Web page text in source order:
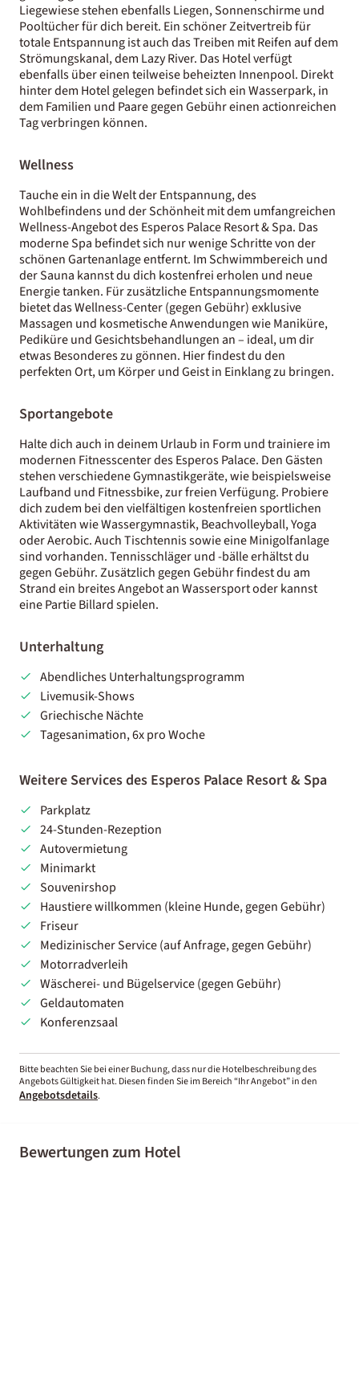
Liegewiese stehen ebenfalls Liegen, Sonnenschirme und
Pooltücher für dich bereit. Ein schöner Zeitvertreib für
totale Entspannung ist auch das Treiben mit Reifen auf dem
Strömungskanal, dem Lazy River. Das Hotel verfügt
ebenfalls über einen teilweise beheizten Innenpool. Direkt
hinter dem Hotel gelegen befindet sich ein Wasserpark, in
dem Familien und Paare gegen Gebühr einen actionreichen
Tag verbringen können.
Wellness
Tauche ein in die Welt der Entspannung, des
Wohlbefindens und der Schönheit mit dem umfangreichen
Wellness-Angebot des Esperos Palace Resort & Spa. Das
moderne Spa befindet sich nur wenige Schritte von der
schönen Gartenanlage entfernt. Im Schwimmbereich und
der Sauna kannst du dich kostenfrei erholen und neue
Energie tanken. Für zusätzliche Entspannungsmomente
bietet das Wellness-Center (gegen Gebühr) exklusive
Massagen und kosmetische Anwendungen wie Maniküre,
Pediküre und Gesichtsbehandlungen an – ideal, um dir
etwas Besonderes zu gönnen. Hier findest du den
perfekten Ort, um Körper und Geist in Einklang zu bringen.
Sportangebote
Halte dich auch in deinem Urlaub in Form und trainiere im
modernen Fitnesscenter des Esperos Palace. Den Gästen
stehen verschiedene Gymnastikgeräte, wie beispielsweise
Laufband und Fitnessbike, zur freien Verfügung. Probiere
dich zudem bei den vielfältigen kostenfreien sportlichen
Aktivitäten wie Wassergymnastik, Beachvolleyball, Yoga
oder Aerobic. Auch Tischtennis sowie eine Minigolfanlage
sind vorhanden. Tennisschläger und -bälle erhältst du
gegen Gebühr. Zusätzlich gegen Gebühr findest du am
Strand ein breites Angebot an Wassersport oder kannst
eine Partie Billard spielen.
Unterhaltung
Abendliches Unterhaltungsprogramm
Livemusik-Shows
Griechische Nächte
Tagesanimation, 6x pro Woche
Weitere Services des Esperos Palace Resort & Spa
Parkplatz
24-Stunden-Rezeption
Autovermietung
Minimarkt
Souvenirshop
Haustiere willkommen (kleine Hunde, gegen Gebühr)
Friseur
Medizinischer Service (auf Anfrage, gegen Gebühr)
Motorradverleih
Wäscherei- und Bügelservice (gegen Gebühr)
Geldautomaten
Konferenzsaal
Bitte beachten Sie bei einer Buchung, dass nur die Hotelbeschreibung des
Angebots Gültigkeit hat. Diesen finden Sie im Bereich “Ihr Angebot” in den
Angebotsdetails.
Bewertungen zum Hotel